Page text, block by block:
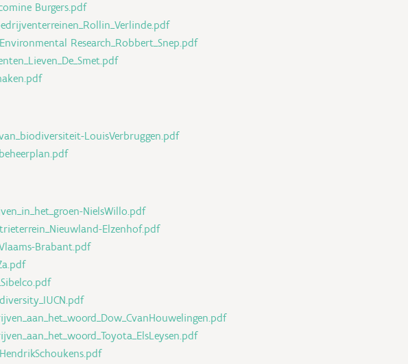
Burgers.pdf
Research_Robbert_Snep.pdf
LouisVerbruggen.pdf
NielsWillo.pdf
Elzenhof.pdf
Brabant.pdf